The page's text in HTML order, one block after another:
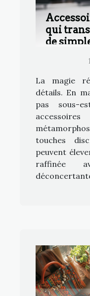
qui
de
La magie
détails. En
pas sous-
touches
peuvent
raffinée